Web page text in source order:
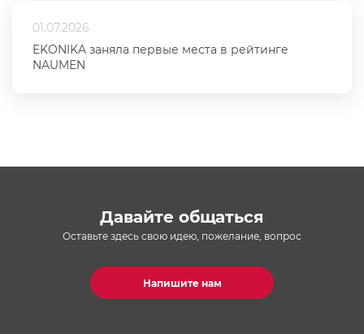
01.07.2026
EKONIKA заняла первые места в рейтинге
NAUMEN
Давайте общаться
Оставьте здесь свою идею, пожелание, вопрос
Напишите нам